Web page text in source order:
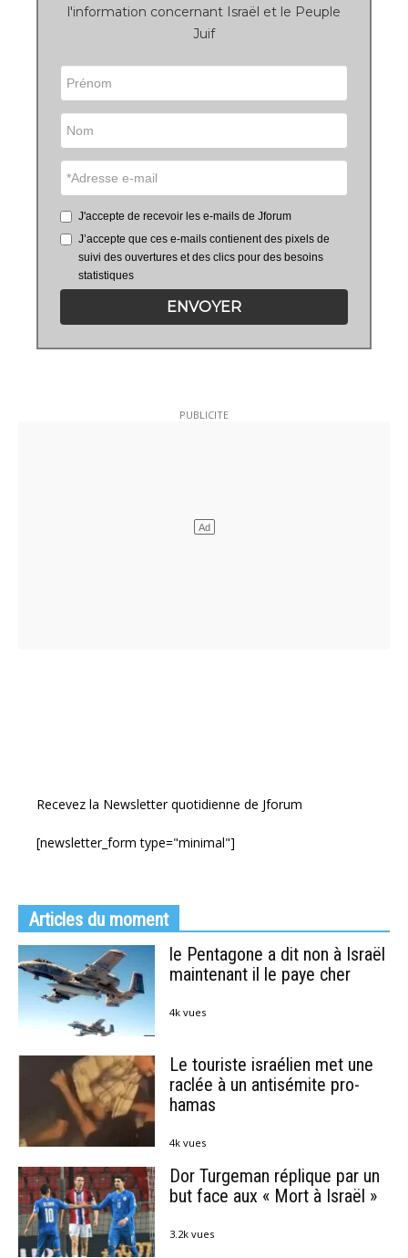
l'information concernant Israël et le Peuple
Juif
J'accepte de recevoir les e-mails de Jforum
J’accepte que ces e-mails contienent des pixels de
suivi des ouvertures et des clics pour des besoins
statistiques
ENVOYER
Recevez la Newsletter quotidienne de Jforum
[newsletter_form type="minimal"]
Articles du moment
le Pentagone a dit non à Israël
maintenant il le paye cher
4k vues
Le touriste israélien met une
raclée à un antisémite pro-
hamas
4k vues
Dor Turgeman réplique par un
but face aux « Mort à Israël »
3.2k vues